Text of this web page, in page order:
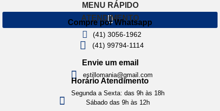
MENU RÁPIDO
ATENDIMENTO
Compre por Whatsapp
(41) 3056-1962
(41) 99794-1114
Envie um email
estillomania@gmail.com
Horário Atendimento
Segunda a Sexta: das 9h às 18h
Sábado das 9h às 12h